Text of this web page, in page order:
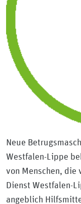
Neue
Westfalen-Lippe
von Menschen,
Dienst Westfalen-
angeblich